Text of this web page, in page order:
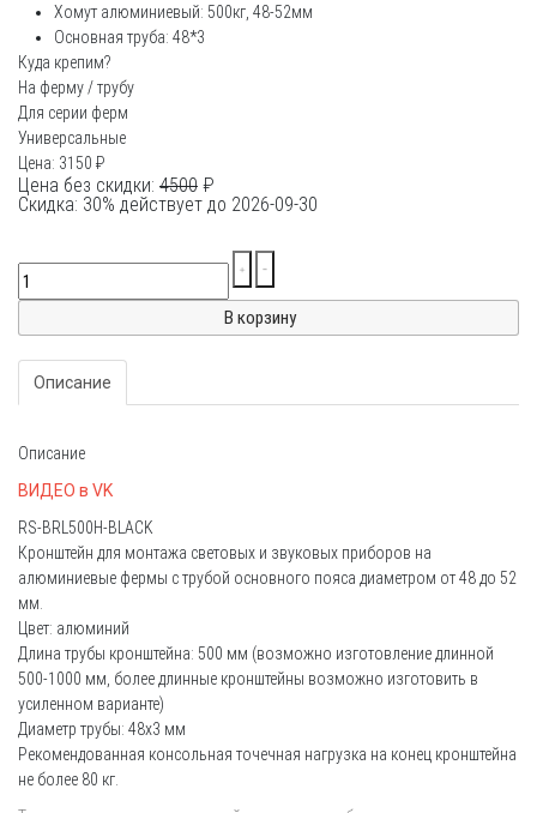
Хомут алюминиевый: 500кг, 48-52мм
Основная труба: 48*3
Куда крепим?
На ферму / трубу
Для серии ферм
Универсальные
Цена: 3150 ₽
Цена без скидки: 4500 ₽
Скидка: 30% действует до 2026-09-30
Описание
Описание
ВИДЕО в VK
RS-BRL500H-BLACK
Кронштейн для монтажа световых и звуковых приборов на
алюминиевые фермы с трубой основного пояса диаметром от 48 до 52
мм.
Цвет: алюминий
Длина трубы кронштейна: 500 мм (возможно изготовление длинной
500-1000 мм, более длинные кронштейны возможно изготовить в
усиленном варианте)
Диаметр трубы: 48х3 мм
Рекомендованная консольная точечная нагрузка на конец кронштейна
не более 80 кг.